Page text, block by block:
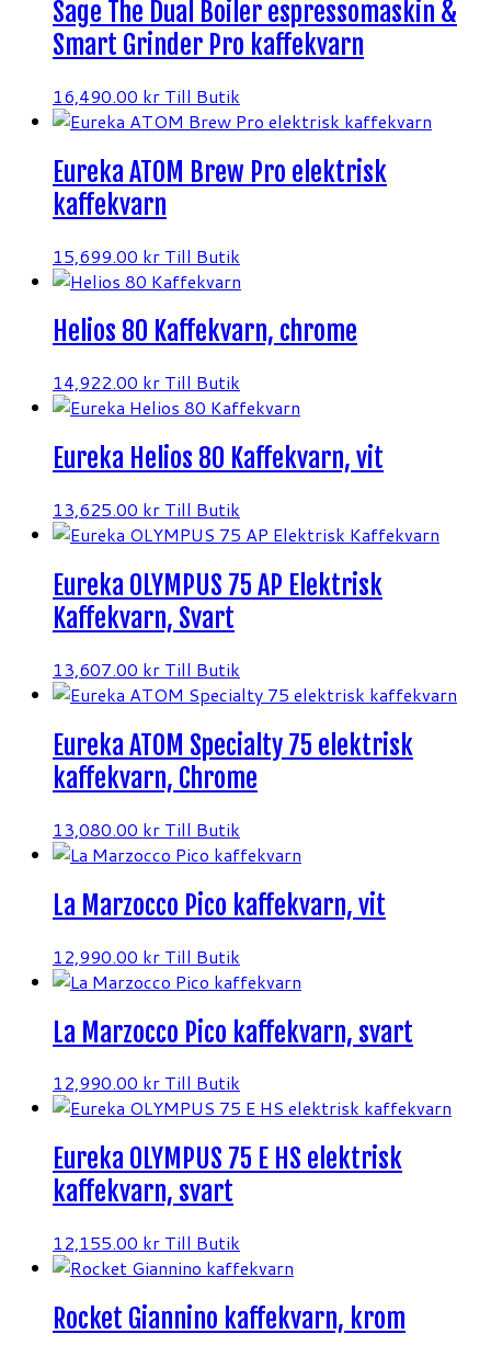
Sage The Dual Boiler espressomaskin &
Smart Grinder Pro kaffekvarn
16,490.00 kr Till Butik
Eureka ATOM Brew Pro elektrisk
kaffekvarn
15,699.00 kr Till Butik
Helios 80 Kaffekvarn, chrome
14,922.00 kr Till Butik
Eureka Helios 80 Kaffekvarn, vit
13,625.00 kr Till Butik
Eureka OLYMPUS 75 AP Elektrisk
Kaffekvarn, Svart
13,607.00 kr Till Butik
Eureka ATOM Specialty 75 elektrisk
kaffekvarn, Chrome
13,080.00 kr Till Butik
La Marzocco Pico kaffekvarn, vit
12,990.00 kr Till Butik
La Marzocco Pico kaffekvarn, svart
12,990.00 kr Till Butik
Eureka OLYMPUS 75 E HS elektrisk
kaffekvarn, svart
12,155.00 kr Till Butik
Rocket Giannino kaffekvarn, krom